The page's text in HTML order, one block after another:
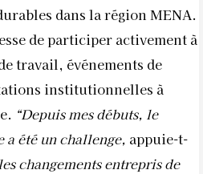
dans la région MENA.
de participer activement à
travail, événements de
institutionnelles à
“Depuis mes débuts, le
a été un challenge, appuie-t-
changements entrepris de